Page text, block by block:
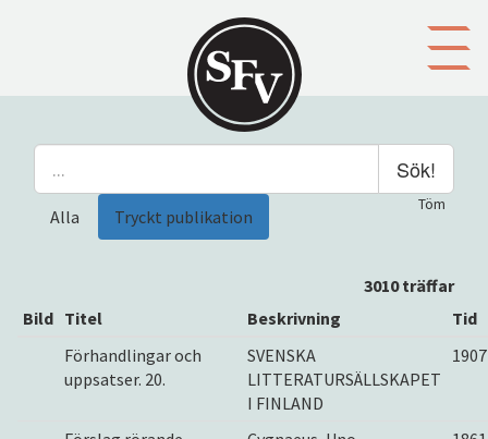
Sök!
Töm
Alla Tryckt publikation
3010 träffar
Bild Titel Beskrivning
Tid
Förhandlingar och
uppsatser. 20.
SVENSKA
LITTERATURSÄLLSKAPET
I FINLAND
1907